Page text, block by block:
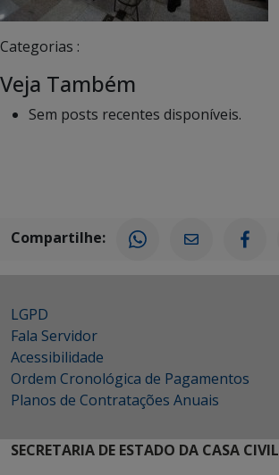
Categorias :
Veja Também
Sem posts recentes disponíveis.
Compartilhe:
LGPD
Fala Servidor
Acessibilidade
Ordem Cronológica de Pagamentos
Planos de Contratações Anuais
SECRETARIA DE ESTADO DA CASA CIVIL